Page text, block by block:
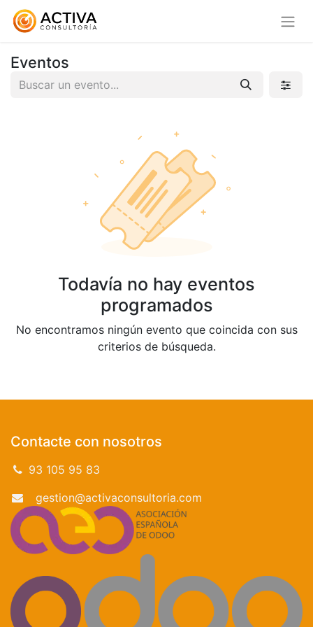
Eventos
Todavía no hay eventos
programados
No encontramos ningún evento que coincida con sus
criterios de búsqueda.
Contacte con nosotros
93 105 95 83
gestion@activaconsultoria.com